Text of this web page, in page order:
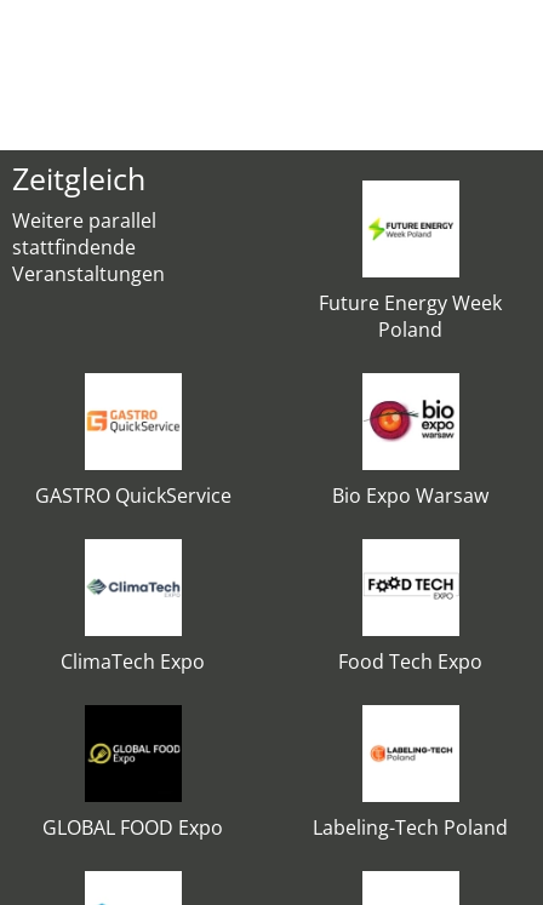
Zeitgleich
Weitere parallel
stattfindende
Veranstaltungen
Future Energy Week
Poland
GASTRO QuickService Bio Expo Warsaw
ClimaTech Expo Food Tech Expo
GLOBAL FOOD Expo Labeling-Tech Poland